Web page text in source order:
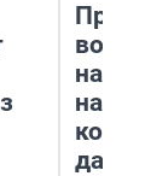
нам
даже